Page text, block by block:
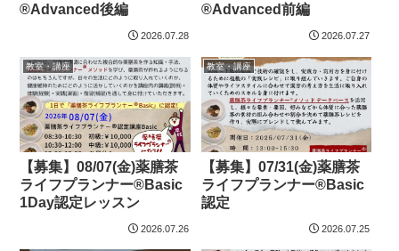
®Advanced後編
2026.07.28
®Advanced前編
2026.07.27
教室・講座
【募集】08/07(金)薬膳茶
ライフプランナー®Basic
1Day認定レッスン
2026.07.26
教室・講座
【募集】07/31(金)薬膳茶
ライフプランナー®Basic
認定
2026.07.25